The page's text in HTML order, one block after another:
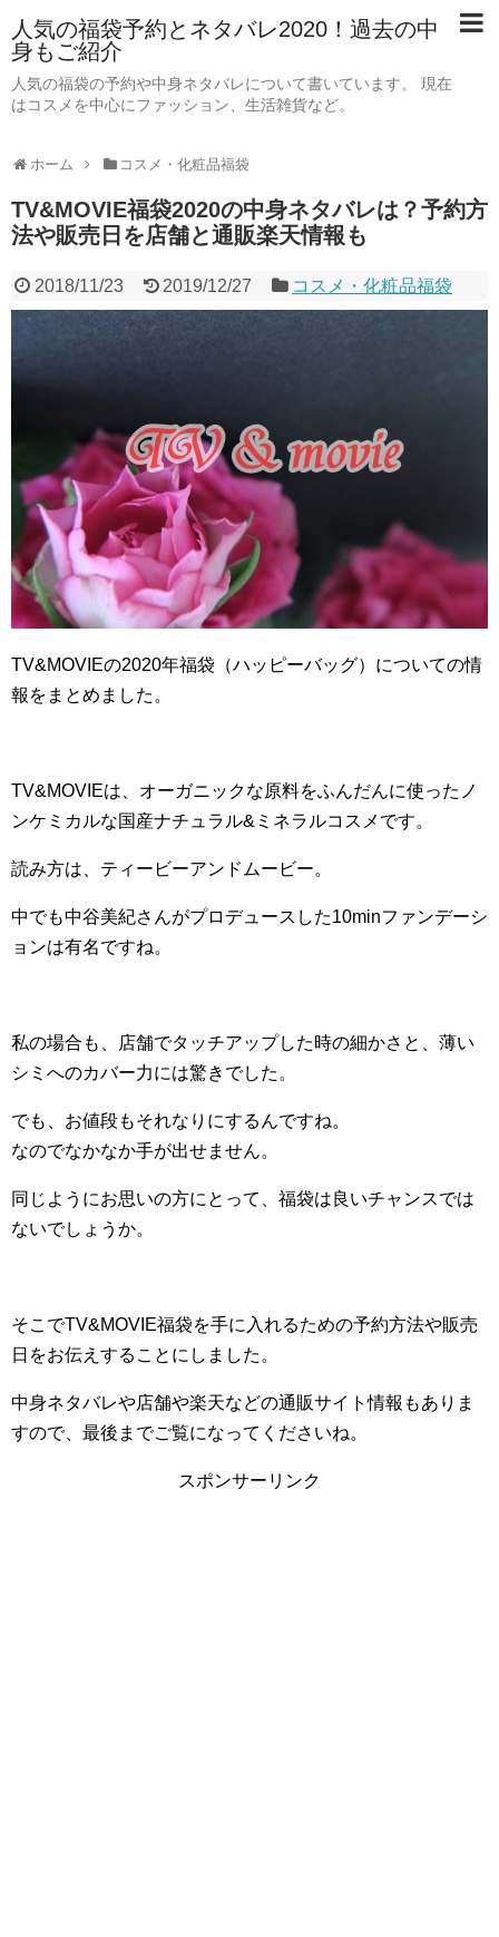
人気の福袋予約とネタバレ2020！過去の中
身もご紹介
人気の福袋の予約や中身ネタバレについて書いています。 現在
はコスメを中心にファッション、生活雑貨など。
ホーム コスメ・化粧品福袋
TV&MOVIE福袋2020の中身ネタバレは？予約方
法や販売日を店舗と通販楽天情報も
2018/11/23 2019/12/27 コスメ・化粧品福袋
TV&MOVIEの2020年福袋（ハッピーバッグ）についての情
報をまとめました。
TV&MOVIEは、オーガニックな原料をふんだんに使ったノ
ンケミカルな国産ナチュラル&ミネラルコスメです。
読み方は、ティービーアンドムービー。
中でも中谷美紀さんがプロデュースした10minファンデーシ
ョンは有名ですね。
私の場合も、店舗でタッチアップした時の細かさと、薄い
シミへのカバー力には驚きでした。
でも、お値段もそれなりにするんですね。
なのでなかなか手が出せません。
同じようにお思いの方にとって、福袋は良いチャンスでは
ないでしょうか。
そこでTV&MOVIE福袋を手に入れるための予約方法や販売
日をお伝えすることにしました。
中身ネタバレや店舗や楽天などの通販サイト情報もありま
すので、最後までご覧になってくださいね。
スポンサーリンク